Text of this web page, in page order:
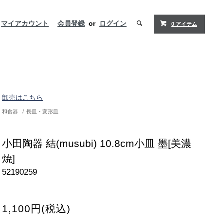
マイアカウント 会員登録 or ログイン 0 アイテム
卸売はこちら
和食器 / 長皿・変形皿
小田陶器 結(musubi) 10.8cm小皿 墨[美濃
焼]
52190259
1,100円(税込)